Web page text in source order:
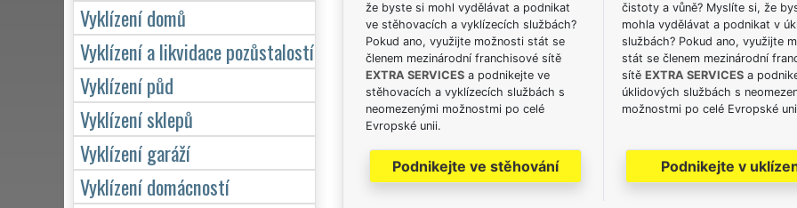
že byste si mohl vydělávat a podnikat
ve stěhovacích a vyklízecích službách?
Pokud ano, využijte možnosti stát se
členem mezinárodní franchisové sítě
EXTRA SERVICESa podnikejte ve
stěhovacích a vyklízecích službách s
neomezenými možnostmi po celé
Evropské unii.
Podnikejte ve stěhování
čistoty a vůně? Myslíte si, že
mohla vydělávat a podnikat v
službách? Pokud ano, využijte
stát se členem mezinárodní
sítě EXTRA SERVICESa
úklidových službách s
možnostmi po celé Evropské
Podnikejte v
Vyklízení domů
Vyklízení a likvidace pozůstalostí
Vyklízení půd
Vyklízení sklepů
Vyklízení garáží
Vyklízení domácností